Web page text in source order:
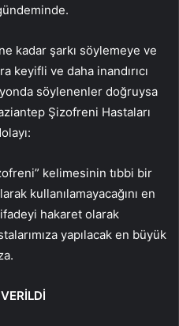
kadar şarkı söylemeye ve
keyifli ve daha inandırıcı
söylenenler doğruysa
Şizofreni Hastaları
kelimesinin tıbbi bir
kullanılamayacağını en
hakaret olarak
yapılacak en büyük